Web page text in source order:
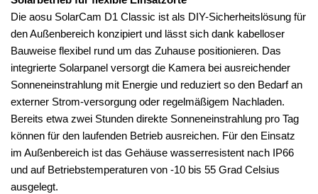
Die aosu SolarCam D1 Classic ist als DIY-Sicherheitslösung für
den Außenbereich konzipiert und lässt sich dank kabelloser
Bauweise flexibel rund um das Zuhause positionieren. Das
integrierte Solarpanel versorgt die Kamera bei ausreichender
Sonneneinstrahlung mit Energie und reduziert so den Bedarf an
externer Strom-versorgung oder regelmäßigem Nachladen.
Bereits etwa zwei Stunden direkte Sonneneinstrahlung pro Tag
können für den laufenden Betrieb ausreichen. Für den Einsatz
im Außenbereich ist das Gehäuse wasserresistent nach IP66
und auf Betriebstemperaturen von -10 bis 55 Grad Celsius
ausgelegt.